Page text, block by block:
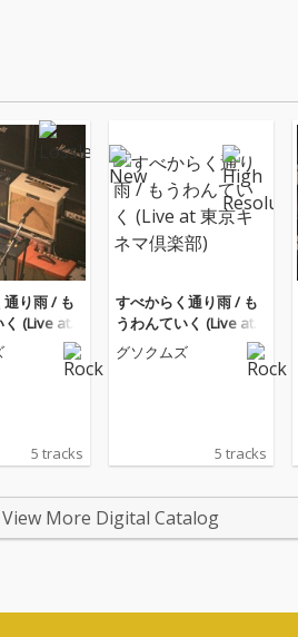
り雨 / も
く (Live at
楽部)
5 tracks
すべからく通り雨 / も
うわんていく (Live at
東京キネマ倶楽部)
グソクムズ
5 tracks
View More Digital Catalog